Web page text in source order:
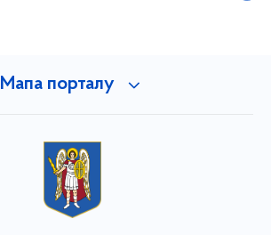
Мапа порталу